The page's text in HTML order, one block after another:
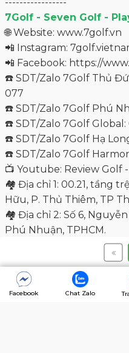
📺 Youtube: Review Golf -
🏘 Địa chỉ 1: 00.21, tầng
Hữu, P. Thủ Thiêm, TP
🏘 Địa chỉ 2: Số 6, Nguyễn
Phú Nhuận, TPHCM.
🏘 Địa chỉ 3: The Global
Đức, TPHCM.
🏘 Địa chỉ 4: Sân Golf
Hạ Long, Tỉnh Quảng
🏘 Địa chỉ 5: Sân Golf
P. Hoà Phú, TP Thủ Dầu
Facebook Chat Zalo